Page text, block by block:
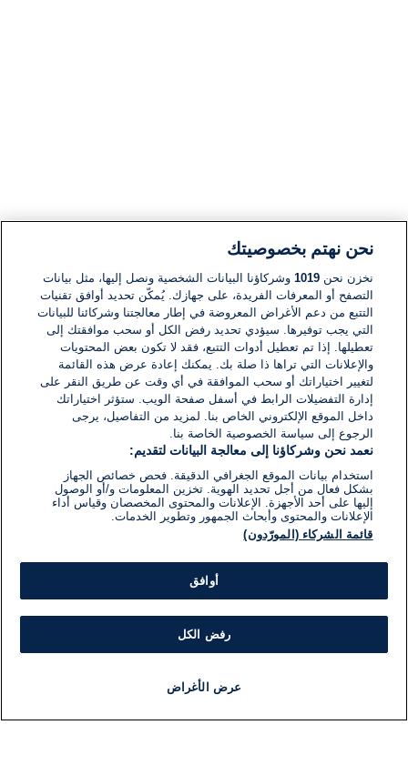
نحن نهتم بخصوصيتك
نخزن نحن1019 وشركاؤنا البيانات الشخصية ونصل إليها، مثل بيانات
التصفح أو المعرفات الفريدة، على جهازك. يُمكّن تحديد أوافق تقنيات
التتبع من دعم الأغراض المعروضة في إطار معالجتنا وشركائنا للبيانات
التي يجب توفيرها. سيؤدي تحديد رفض الكل أو سحب موافقتك إلى
تعطيلها. إذا تم تعطيل أدوات التتبع، فقد لا تكون بعض المحتويات
والإعلانات التي تراها ذا صلة بك. يمكنك إعادة عرض هذه القائمة
لتغيير اختياراتك أو سحب الموافقة في أي وقت عن طريق النقر على
إدارة التفضيلات الرابط في أسفل صفحة الويب. ستؤثر اختياراتك
داخل الموقع الإلكتروني الخاص بنا. لمزيد من التفاصيل، يرجى
الرجوع إلى سياسة الخصوصية الخاصة بنا.
نعمد نحن وشركاؤنا إلى معالجة البيانات لتقديم:
استخدام بيانات الموقع الجغرافي الدقيقة. فحص خصائص الجهاز
بشكل فعال من أجل تحديد الهوية. تخزين المعلومات و/أو الوصول
إليها على أحد الأجهزة. الإعلانات والمحتوى المخصصان وقياس أداء
الإعلانات والمحتوى وأبحاث الجمهور وتطوير الخدمات.
قائمة الشركاء (المورّدون)
أوافق
رفض الكل
عرض الأغراض